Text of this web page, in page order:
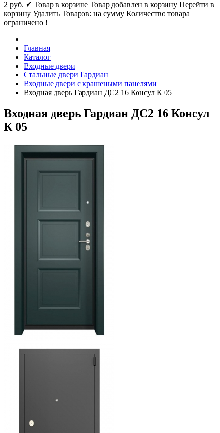
2 руб. ✔ Товар в корзине Товар добавлен в корзину Перейти в
корзину Удалить Товаров: на сумму Количество товара
ограничено !
Главная
Каталог
Входные двери
Стальные двери Гардиан
Входные двери с крашеными панелями
Входная дверь Гардиан ДС2 16 Консул К 05
Входная дверь Гардиан ДС2 16 Консул
К 05